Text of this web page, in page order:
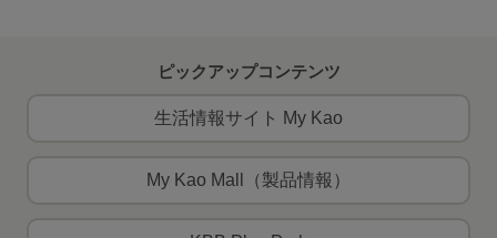
ピックアップコンテンツ
生活情報サイト My Kao
My Kao Mall（製品情報）